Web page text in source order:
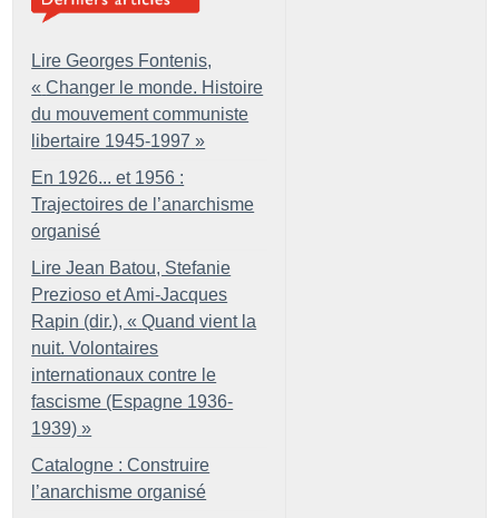
Lire Georges Fontenis,
« Changer le monde. Histoire
du mouvement communiste
libertaire 1945-1997 »
En 1926... et 1956 :
Trajectoires de l’anarchisme
organisé
Lire Jean Batou, Stefanie
Prezioso et Ami-Jacques
Rapin (dir.), « Quand vient la
nuit. Volontaires
internationaux contre le
fascisme (Espagne 1936-
1939) »
Catalogne : Construire
l’anarchisme organisé